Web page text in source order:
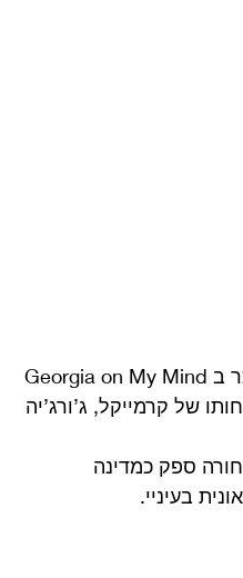
נכתב על אחותו של קרמייקל, ג’ורג’יה
ספק כמדינה
בעיניי.